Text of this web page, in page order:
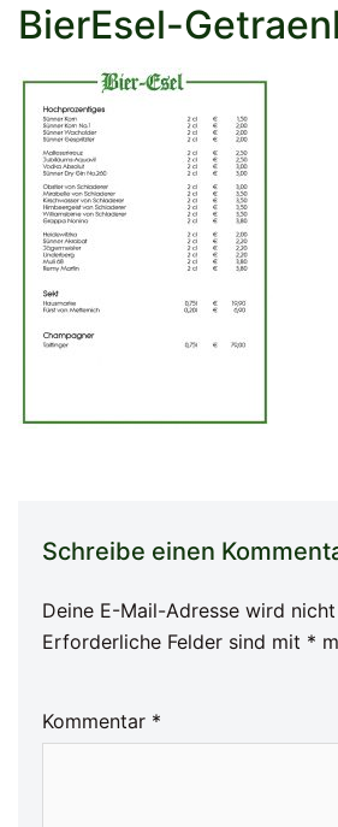
BierEsel-
Schreibe einen
Deine E-Mail-Adresse wird
Erforderliche Felder sind mit *
Kommentar *